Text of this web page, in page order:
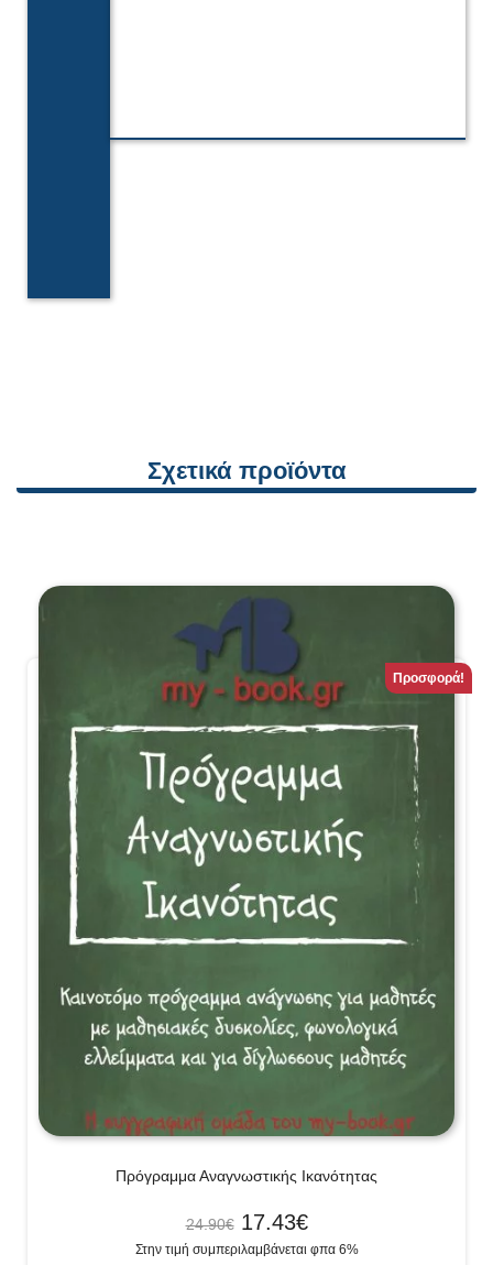
Σχετικά προϊόντα
Προσφορά!
Πρόγραμμα Αναγνωστικής Ικανότητας
24.90€ 17.43€
Στην τιμή συμπεριλαμβάνεται φπα 6%